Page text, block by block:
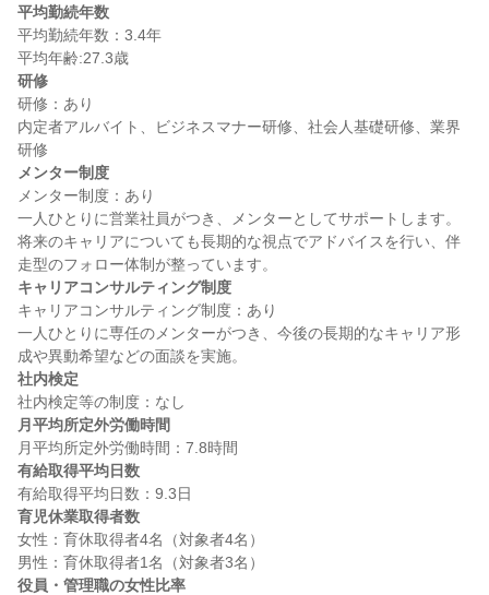
平均勤続年数
平均勤続年数：3.4年
研修
研修：あり
内定者アルバイト、ビジネスマナー研修、社会人基礎研修、業界
メンター制度
メンター制度：あり
一人ひとりに営業社員がつき、メンターとしてサポートします。
将来のキャリアについても長期的な視点でアドバイスを行い、伴
キャリアコンサルティング制度
キャリアコンサルティング制度：あり
一人ひとりに専任のメンターがつき、今後の長期的なキャリア形
社内検定
月平均所定外労働時間
有給取得平均日数
育児休業取得者数
女性：育休取得者4名（対象者4名）
役員・管理職の女性比率